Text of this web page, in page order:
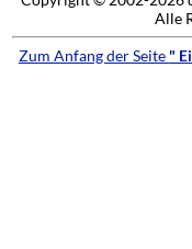
Alle
Zum Anfang der Seite "